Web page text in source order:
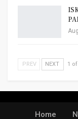
PREV NEXT 1
Home